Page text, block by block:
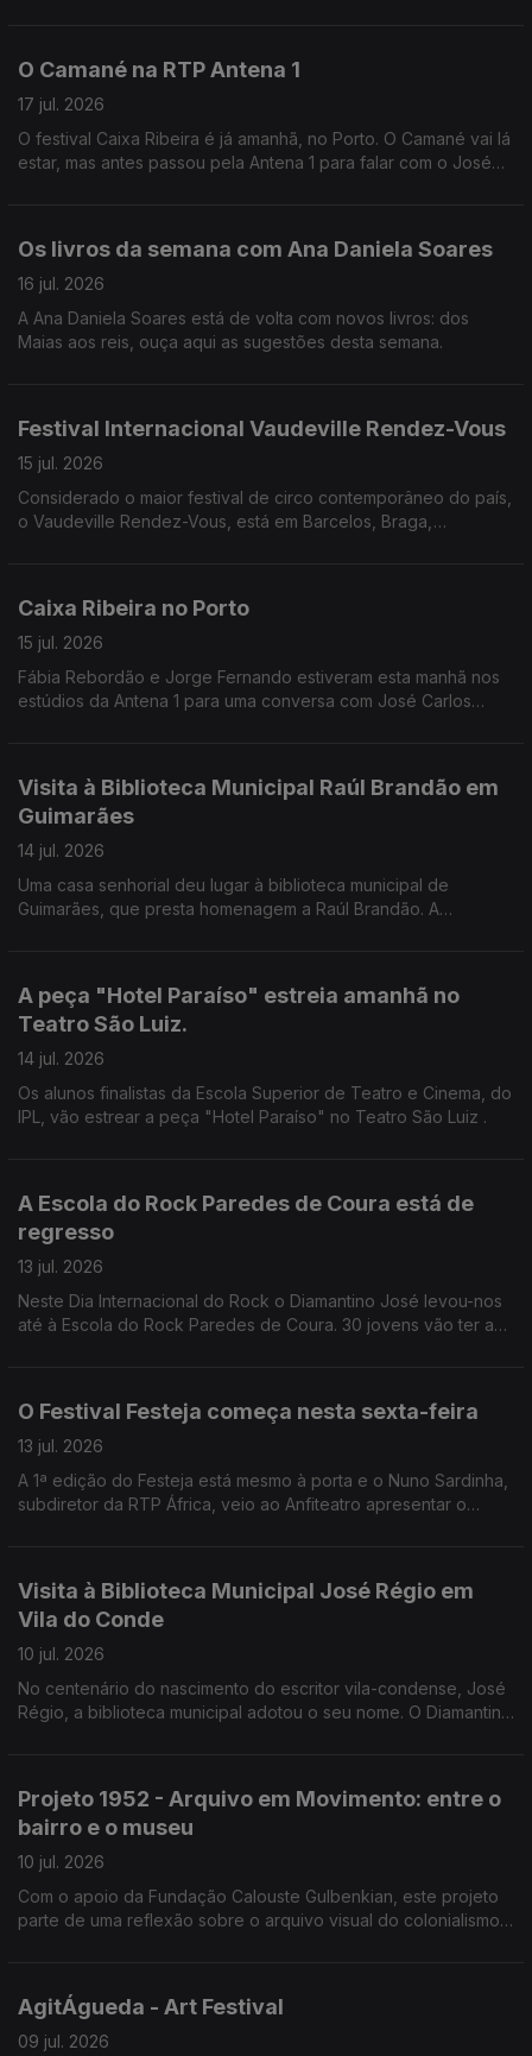
O Camané na RTP Antena 1
17 jul. 2026
O festival Caixa Ribeira é já amanhã, no Porto. O Camané vai lá
estar, mas antes passou pela Antena 1 para falar com o José
Os livros da semana com Ana Daniela Soares
16 jul. 2026
A Ana Daniela Soares está de volta com novos livros: dos
Maias aos reis, ouça aqui as sugestões desta semana.
Festival Internacional Vaudeville Rendez-Vous
15 jul. 2026
Considerado o maior festival de circo contemporâneo do país,
o Vaudeville Rendez-Vous, está em Barcelos, Braga,
Caixa Ribeira no Porto
15 jul. 2026
Fábia Rebordão e Jorge Fernando estiveram esta manhã nos
estúdios da Antena 1 para uma conversa com José Carlos
Visita à Biblioteca Municipal Raúl Brandão em
Guimarães
14 jul. 2026
Uma casa senhorial deu lugar à biblioteca municipal de
Guimarães, que presta homenagem a Raúl Brandão. A
A peça "Hotel Paraíso" estreia amanhã no
Teatro São Luiz.
14 jul. 2026
Os alunos finalistas da Escola Superior de Teatro e Cinema, do
IPL, vão estrear a peça "Hotel Paraíso" no Teatro São Luiz .
A Escola do Rock Paredes de Coura está de
regresso
13 jul. 2026
Neste Dia Internacional do Rock o Diamantino José levou-nos
até à Escola do Rock Paredes de Coura. 30 jovens vão ter a
O Festival Festeja começa nesta sexta-feira
13 jul. 2026
A 1ª edição do Festeja está mesmo à porta e o Nuno Sardinha,
subdiretor da RTP África, veio ao Anfiteatro apresentar o
Visita à Biblioteca Municipal José Régio em
Vila do Conde
10 jul. 2026
No centenário do nascimento do escritor vila-condense, José
Régio, a biblioteca municipal adotou o seu nome. O Diamantino
Projeto 1952 - Arquivo em Movimento: entre o
bairro e o museu
10 jul. 2026
Com o apoio da Fundação Calouste Gulbenkian, este projeto
parte de uma reflexão sobre o arquivo visual do colonialismo
AgitÁgueda - Art Festival
09 jul. 2026